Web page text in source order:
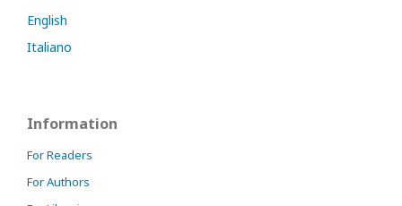
English
Italiano
Information
For Readers
For Authors